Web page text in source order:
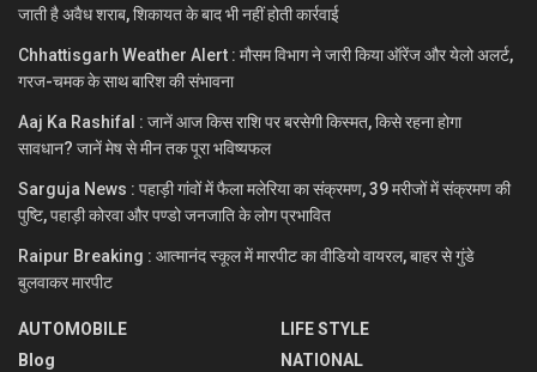
जाती है अवैध शराब, शिकायत के बाद भी नहीं होती कार्रवाई
Chhattisgarh Weather Alert : मौसम विभाग ने जारी किया ऑरेंज और येलो अलर्ट,
गरज-चमक के साथ बारिश की संभावना
Aaj Ka Rashifal : जानें आज किस राशि पर बरसेगी किस्मत, किसे रहना होगा
सावधान? जानें मेष से मीन तक पूरा भविष्यफल
Sarguja News : पहाड़ी गांवों में फैला मलेरिया का संक्रमण, 39 मरीजों में संक्रमण की
पुष्टि, पहाड़ी कोरवा और पण्डो जनजाति के लोग प्रभावित
Raipur Breaking : आत्मानंद स्कूल में मारपीट का वीडियो वायरल, बाहर से गुंडे
बुलवाकर मारपीट
AUTOMOBILE
Blog
LIFE STYLE
NATIONAL